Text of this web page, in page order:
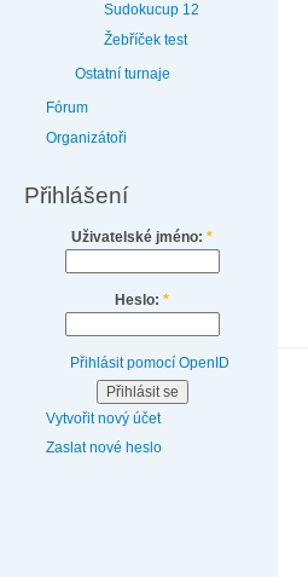
Sudokucup 12
Žebříček test
Ostatní turnaje
Fórum
Organizátoři
Přihlášení
Uživatelské jméno: *
Heslo: *
Přihlásit pomocí OpenID
Vytvořit nový účet
Zaslat nové heslo